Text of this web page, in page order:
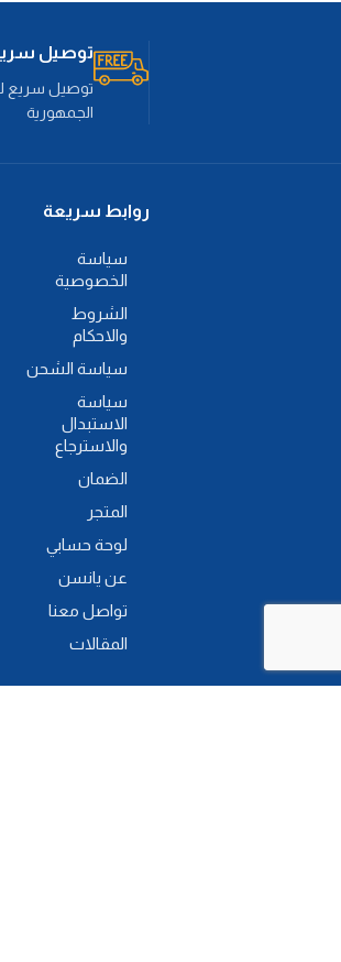
توصيل
توصيل سريع
الجمهورية
روابط سريعة
سياسة
الخصوصية
الشروط
والاحكام
سياسة الشحن
سياسة
الاستبدال
والاسترجاع
الضمان
المتجر
لوحة حسابي
عن يانسن
تواصل معنا
المقالات